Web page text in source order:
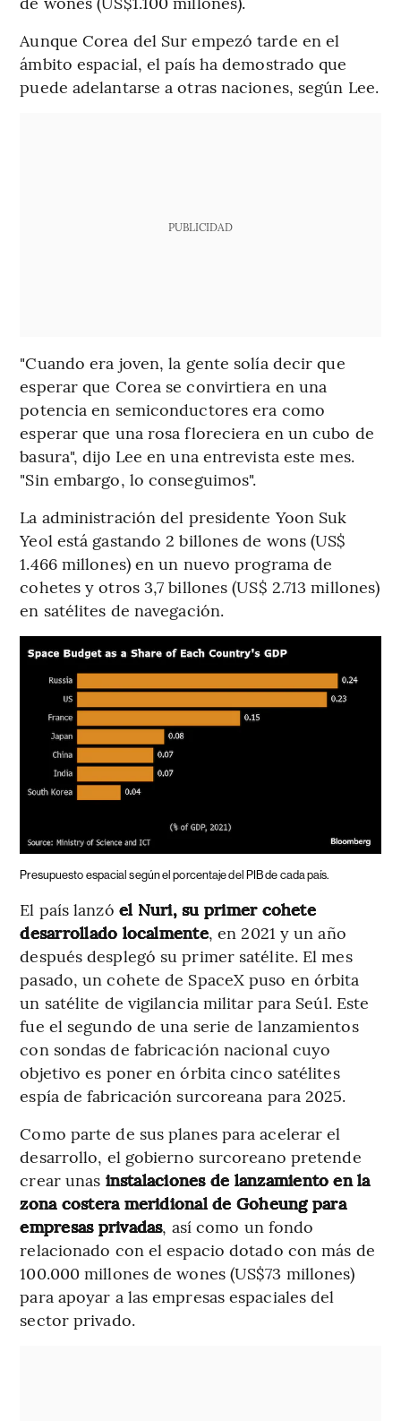
Aunque Corea del Sur empezó tarde en el
ámbito espacial, el país ha demostrado que
puede adelantarse a otras naciones, según Lee.
PUBLICIDAD
"Cuando era joven, la gente solía decir que
esperar que Corea se convirtiera en una
potencia en semiconductores era como
esperar que una rosa floreciera en un cubo de
basura", dijo Lee en una entrevista este mes.
"Sin embargo, lo conseguimos".
La administración del presidente Yoon Suk
Yeol está gastando 2 billones de wons (US$
1.466 millones) en un nuevo programa de
cohetes y otros 3,7 billones (US$ 2.713 millones)
en satélites de navegación.
Presupuesto espacial según el porcentaje del PIB de cada país.
El país lanzó el Nuri, su primer cohete
desarrollado localmente, en 2021 y un año
después desplegó su primer satélite. El mes
pasado, un cohete de SpaceX puso en órbita
un satélite de vigilancia militar para Seúl. Este
fue el segundo de una serie de lanzamientos
con sondas de fabricación nacional cuyo
objetivo es poner en órbita cinco satélites
espía de fabricación surcoreana para 2025.
Como parte de sus planes para acelerar el
desarrollo, el gobierno surcoreano pretende
crear unas instalaciones de lanzamiento en la
zona costera meridional de Goheung para
empresas privadas, así como un fondo
relacionado con el espacio dotado con más de
100.000 millones de wones (US$73 millones)
para apoyar a las empresas espaciales del
sector privado.